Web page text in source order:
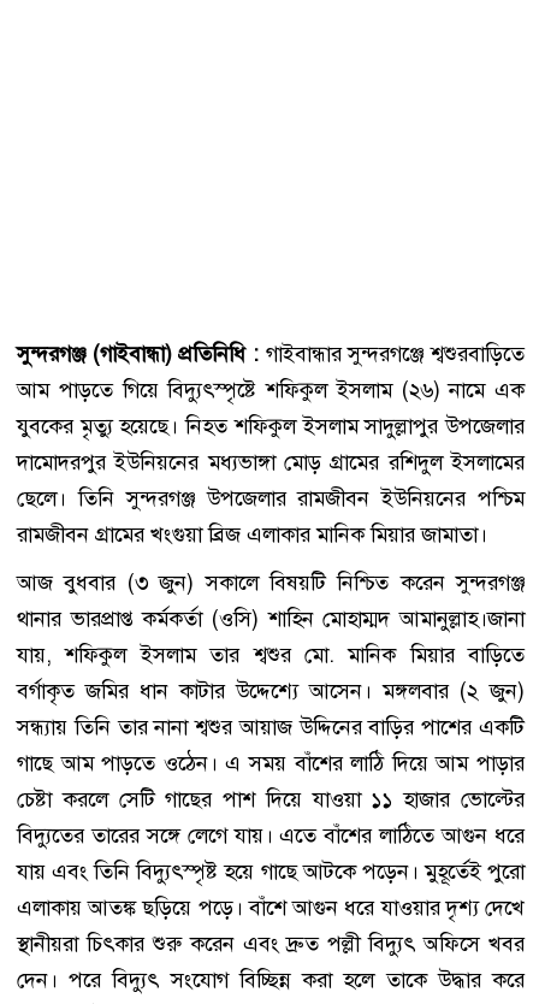
সুন্দরগঞ্জ (গাইবান্ধা) প্রতিনিধি : গাইবান্ধার সুন্দরগঞ্জে শ্বশুরবাড়িতে
আম পাড়তে গিয়ে বিদ্যুৎস্পৃষ্টে শফিকুল ইসলাম (২৬) নামে এক
যুবকের মৃত্যু হয়েছে। নিহত শফিকুল ইসলাম সাদুল্লাপুর উপজেলার
দামোদরপুর ইউনিয়নের মধ্যভাঙ্গা মোড় গ্রামের রশিদুল ইসলামের
ছেলে। তিনি সুন্দরগঞ্জ উপজেলার রামজীবন ইউনিয়নের পশ্চিম
রামজীবন গ্রামের খংগুয়া ব্রিজ এলাকার মানিক মিয়ার জামাতা।
আজ বুধবার (৩ জুন) সকালে বিষয়টি নিশ্চিত করেন সুন্দরগঞ্জ
থানার ভারপ্রাপ্ত কর্মকর্তা (ওসি) শাহিন মোহাম্মদ আমানুল্লাহ।জানা
যায়, শফিকুল ইসলাম তার শ্বশুর মো. মানিক মিয়ার বাড়িতে
বর্গাকৃত জমির ধান কাটার উদ্দেশ্যে আসেন। মঙ্গলবার (২ জুন)
সন্ধ্যায় তিনি তার নানা শ্বশুর আয়াজ উদ্দিনের বাড়ির পাশের একটি
গাছে আম পাড়তে ওঠেন। এ সময় বাঁশের লাঠি দিয়ে আম পাড়ার
চেষ্টা করলে সেটি গাছের পাশ দিয়ে যাওয়া ১১ হাজার ভোল্টের
বিদ্যুতের তারের সঙ্গে লেগে যায়। এতে বাঁশের লাঠিতে আগুন ধরে
যায় এবং তিনি বিদ্যুৎস্পৃষ্ট হয়ে গাছে আটকে পড়েন। মুহূর্তেই পুরো
এলাকায় আতঙ্ক ছড়িয়ে পড়ে। বাঁশে আগুন ধরে যাওয়ার দৃশ্য দেখে
স্থানীয়রা চিৎকার শুরু করেন এবং দ্রুত পল্লী বিদ্যুৎ অফিসে খবর
দেন। পরে বিদ্যুৎ সংযোগ বিচ্ছিন্ন করা হলে তাকে উদ্ধার করে